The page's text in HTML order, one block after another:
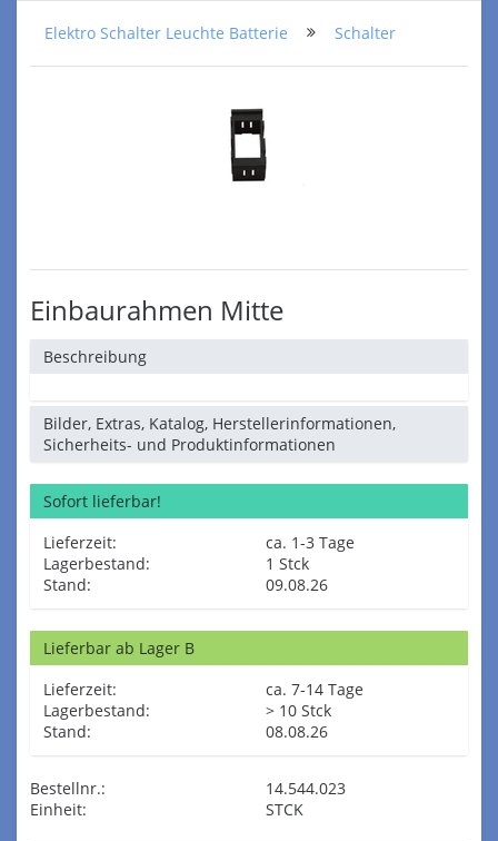
Elektro Schalter Leuchte Batterie Schalter
Einbaurahmen Mitte
Beschreibung
Bilder, Extras, Katalog, Herstellerinformationen,
Sicherheits- und Produktinformationen
Sofort lieferbar!
Lieferzeit:
ca. 1-3 Tage
Lagerbestand:
1 Stck
Stand:
09.08.26
Lieferbar ab Lager B
Lieferzeit:
ca. 7-14 Tage
Lagerbestand:
> 10 Stck
Stand:
08.08.26
Bestellnr.:
14.544.023
Einheit:
STCK